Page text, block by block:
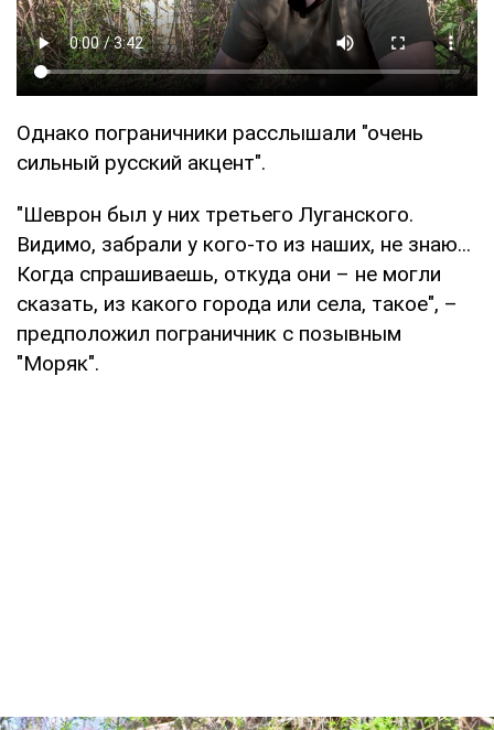
Однако пограничники расслышали "очень
сильный русский акцент".
"Шеврон был у них третьего Луганского.
Видимо, забрали у кого-то из наших, не знаю...
Когда спрашиваешь, откуда они – не могли
сказать, из какого города или села, такое", –
предположил пограничник с позывным
"Моряк".